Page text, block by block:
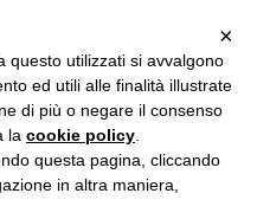
×
questo utilizzati si avvalgono
ed utili alle finalità illustrate
di più o negare il consenso
la cookie policy
questa pagina, cliccando
in altra maniera,